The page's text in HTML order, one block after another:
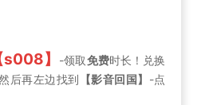
s008】 -领取免费时长！兑换
后再左边找到 【影音回国】 -点